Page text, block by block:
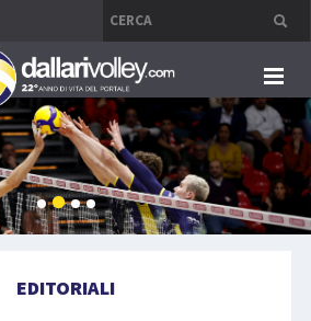
HOME
EDITORIALI
EDITORIALI